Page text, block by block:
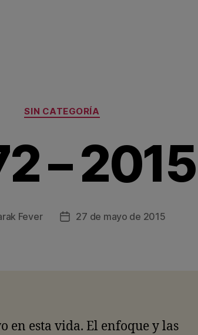
Categorías
SIN CATEGORÍA
– 2015
Fever
Fecha27 de mayo de 2015
en esta vida. El enfoque y las